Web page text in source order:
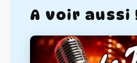
A voir aussi